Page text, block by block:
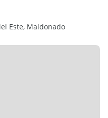
Este, Maldonado